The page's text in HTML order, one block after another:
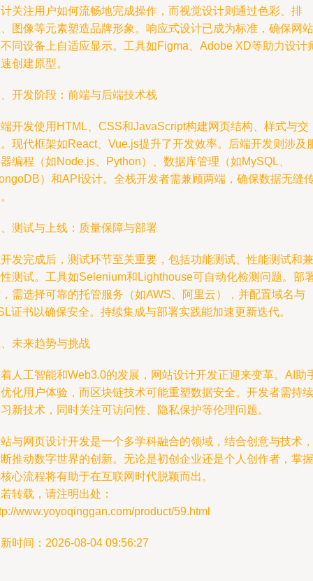
关注用户如何流畅地完成操作，而视觉设计则通过色彩、排
图像等元素塑造品牌形象。响应式设计已成为标准，确保网站
同设备上自适应显示。工具如Figma、Adobe XD等助力设计
创建原型。
开发阶段：前端与后端技术栈
开发使用HTML、CSS和JavaScript构建网页结构、样式与交
现代框架如React、Vue.js提升了开发效率。后端开发则涉及
编程（如Node.js、Python）、数据库管理（如MySQL、
）和API设计。全栈开发者需兼顾两端，确保数据无缝
测试与上线：质量保障与部署
发完成后，测试环节至关重要，包括功能测试、性能测试和兼
测试。工具如Selenium和Lighthouse可自动化检测问题。部
需选择可靠的托管服务（如AWS、阿里云），并配置域名与
证书以确保安全。持续集成与部署实践能加速更新迭代。
未来趋势与挑战
人工智能和Web3.0的发展，网站设计开发正迎来变革。AI助
化用户体验，而区块链技术可能重塑数据安全。开发者需持续
新技术，同时关注可访问性、隐私保护等伦理问题。
与网页设计开发是一个多学科融合的领域，结合创意与技术，
推动数字世界的创新。无论是初创企业还是个人创作者，掌握
心流程将有助于在互联网时代脱颖而出。
转载，请注明出处：
www.yoyoqinggan.com/product/59.html
时间：2026-08-04 09:56:27